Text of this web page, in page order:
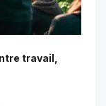
travail,